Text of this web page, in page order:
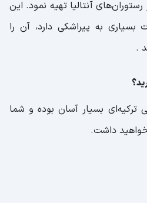
آنتالیا تهیه نمود. این
به پیراشکی دارد، آن را
.
ترکیه‌ای بسیار آسان بوده و شما
خواهید داشت.